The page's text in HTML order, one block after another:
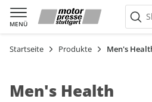
MENÜ
Warenkorb
Startseite Produkte Men's
Men's Health